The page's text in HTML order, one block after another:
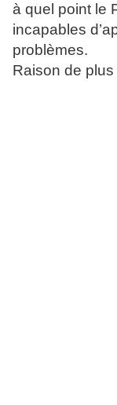
à quel point le
incapables
problèmes.
Raison de